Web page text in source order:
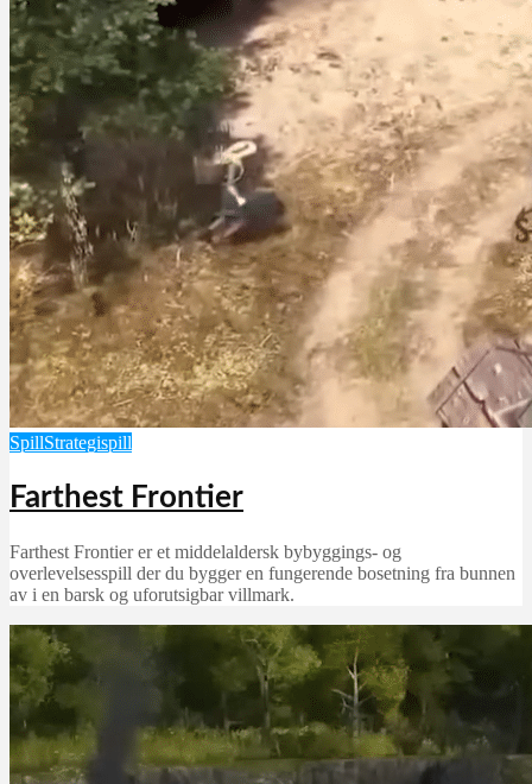
SpillStrategispill
Farthest Frontier
Farthest Frontier er et middelaldersk bybyggings- og
overlevelsesspill der du bygger en fungerende bosetning fra bunnen
av i en barsk og uforutsigbar villmark.